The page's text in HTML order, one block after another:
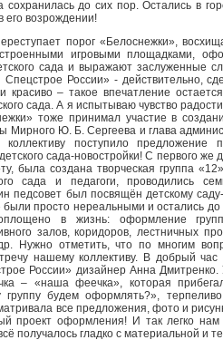
сохранилась до сих пор. Остались в
его возрождении!
порог «Белоснежки»,
игровыми площадками,
сада и выражают заслуженные
России» - действительно,
красиво – такое впечатление
сада. А я испытываю чувство
тоже принимал участие в
Мирного Ю. Б. Сергеева и глава
поступило предложение
сада-новостройки! С первого же
была создана творческая группа
сада и педагоги, проводились
педсовет был посвящён детскому
просто нереальными и остались
в жизнь: оформление
залов, коридоров, лестничных
Нужно отметить, что по многим
нашему коллективу. В добрый
России» дизайнер Анна Дмитренко.
– «наша феечка», которая
группу будем оформлять?»,
все предложения, фото и
проект оформления! И так легко
получалось гладко с материальной и